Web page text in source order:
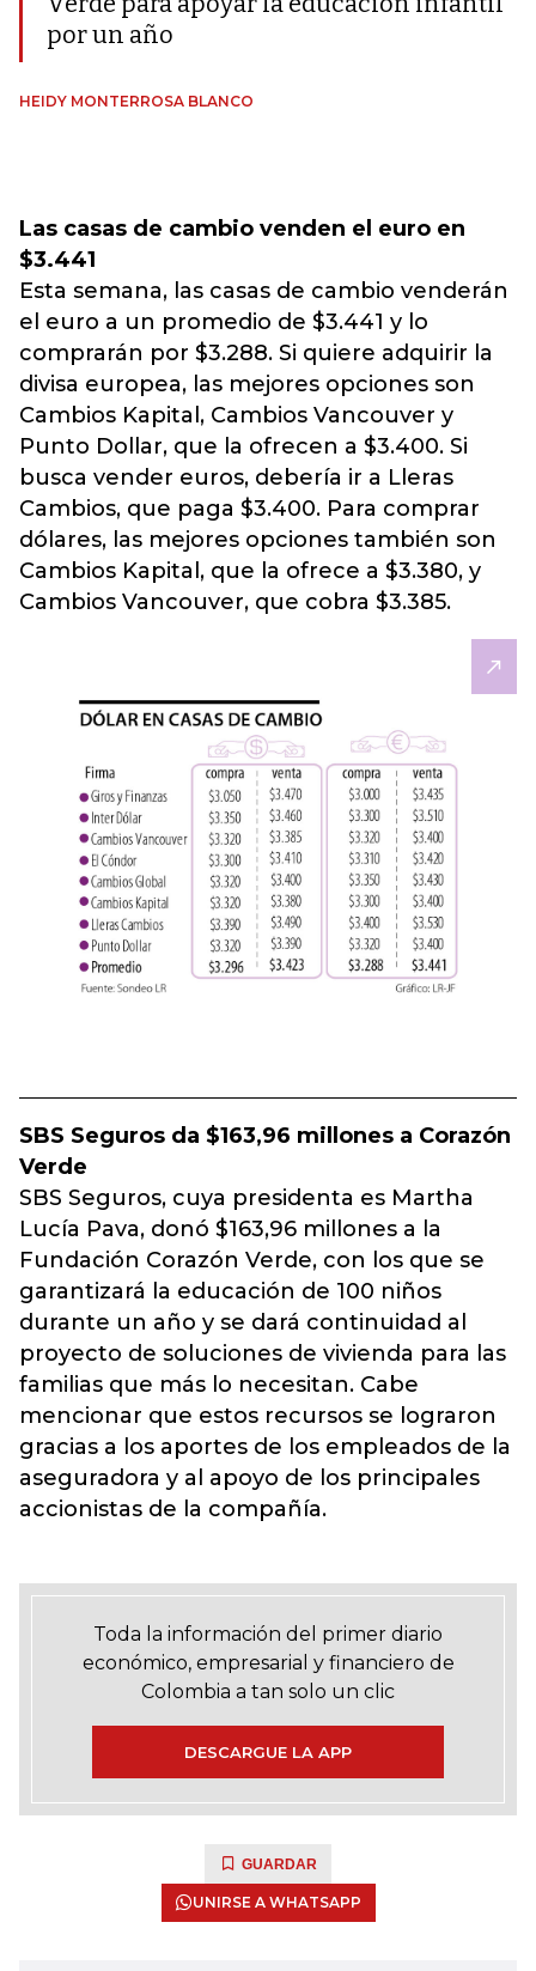
por un año
HEIDY MONTERROSA BLANCO
Las casas de cambio venden el euro en
$3.441
Esta semana, las casas de cambio venderán
el euro a un promedio de $3.441 y lo
comprarán por $3.288. Si quiere adquirir la
divisa europea, las mejores opciones son
Cambios Kapital, Cambios Vancouver y
Punto Dollar, que la ofrecen a $3.400. Si
busca vender euros, debería ir a Lleras
Cambios, que paga $3.400. Para comprar
dólares, las mejores opciones también son
Cambios Kapital, que la ofrece a $3.380, y
Cambios Vancouver, que cobra $3.385.
SBS Seguros da $163,96 millones a Corazón
Verde
SBS Seguros, cuya presidenta es Martha
Lucía Pava, donó $163,96 millones a la
Fundación Corazón Verde, con los que se
garantizará la educación de 100 niños
durante un año y se dará continuidad al
proyecto de soluciones de vivienda para las
familias que más lo necesitan. Cabe
mencionar que estos recursos se lograron
gracias a los aportes de los empleados de la
aseguradora y al apoyo de los principales
accionistas de la compañía.
Toda la información del primer diario
económico, empresarial y financiero de
Colombia a tan solo un clic
DESCARGUE LA APP
GUARDAR
UNIRSE A WHATSAPP